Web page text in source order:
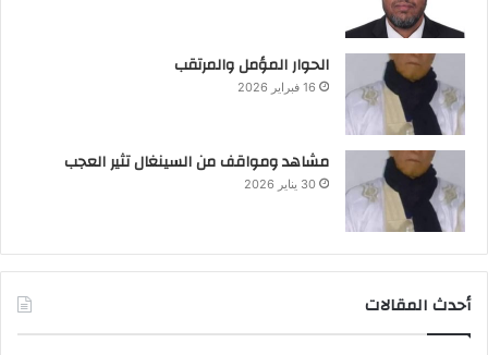
الحوار المؤمل والمرتقب
16 فبراير 2026
مشاهد ومواقف من السينغال تثير العجب
30 يناير 2026
أحدث المقالات